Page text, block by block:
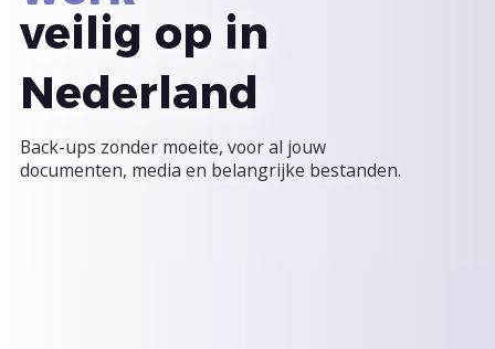
veilig op in
Nederland
Back-ups zonder moeite, voor al jouw
documenten, media en belangrijke bestanden.